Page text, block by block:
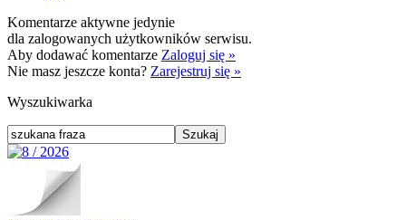
Komentarze aktywne jedynie
dla zalogowanych użytkowników serwisu.
Aby dodawać komentarze Zaloguj się »
Nie masz jeszcze konta? Zarejestruj się »
Wyszukiwarka